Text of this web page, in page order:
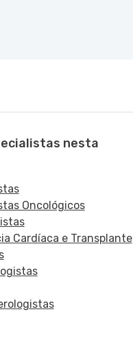
nesta
Oncológicos
Cardíaca e Transplante